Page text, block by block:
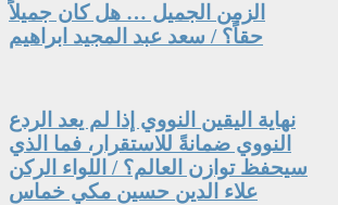
الزمن الجميل … هل كان جميلاً
حقاً؟ / سعد عبد المجيد ابراهيم
نهاية اليقين النووي إذا لم يعد الردع
النووي ضمانةً للاستقرار، فما الذي
سيحفظ توازن العالم؟ / اللواء الركن
علاء الدين حسين مكي خماس